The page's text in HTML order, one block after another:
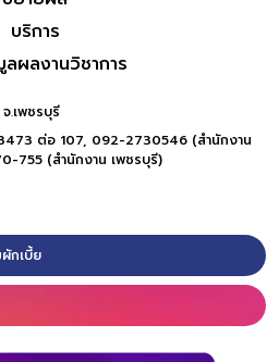
บริการ
ผลงานวิชาการ
.เพชรบุรี
ต่อ 107, 092-2730546 (สำนักงาน
755 (สำนักงาน เพชรบุรี)
กเบี้ย